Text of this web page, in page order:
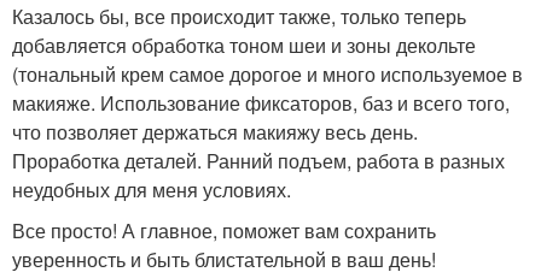
Казалось бы, все происходит также, только теперь
добавляется обработка тоном шеи и зоны декольте
(тональный крем самое дорогое и много используемое в
макияже. Использование фиксаторов, баз и всего того,
что позволяет держаться макияжу весь день.
Проработка деталей. Ранний подъем, работа в разных
неудобных для меня условиях.
Все просто! А главное, поможет вам сохранить
уверенность и быть блистательной в ваш день!